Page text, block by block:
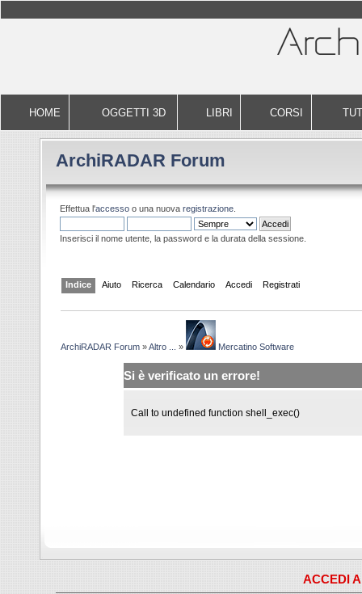
HOME OGGETTI 3D LIBRI CORSI
ArchiRADAR Forum
Effettua l'accesso o una nuova registrazione.
Inserisci il nome utente, la password e la durata della sessione.
Indice Aiuto Ricerca Calendario Accedi Registrati
ArchiRADAR Forum »Altro ... » Mercatino Software
Si è verificato un errore!
Call to undefined function shell_exec()
ACCEDI